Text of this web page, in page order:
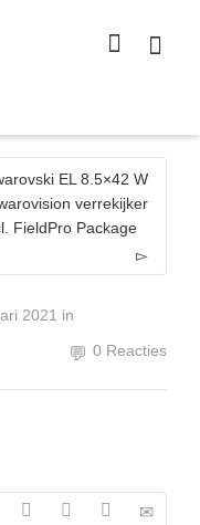
size
EL 8.5×42 W
verrekijker
FieldPro Package
2021 in
0 Reacties